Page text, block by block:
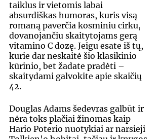
taiklus ir vietomis labai
absurdiškas humoras, kuris visą
romaną paverčia kosminiu cirku,
dovanojančiu skaitytojams gerą
vitamino C dozę. Jeigu esate iš tų,
kurie dar neskaitė šio klasikinio
kūrinio, bet žadate pradėti –
skaitydami galvokite apie skaičių
42.
Douglas Adams šedevras galbūt ir
nėra toks plačiai žinomas kaip
Hario Poterio nuotykiai ar narsieji